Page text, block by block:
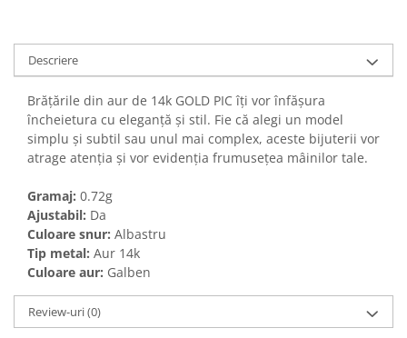
Descriere
Brățările din aur de 14k GOLD PIC îți vor înfășura
încheietura cu eleganță și stil. Fie că alegi un model
simplu și subtil sau unul mai complex, aceste bijuterii vor
atrage atenția și vor evidenția frumusețea mâinilor tale.
Gramaj: 0.72g
Ajustabil: Da
Culoare snur: Albastru
Tip metal: Aur 14k
Culoare aur: Galben
Review-uri(0)